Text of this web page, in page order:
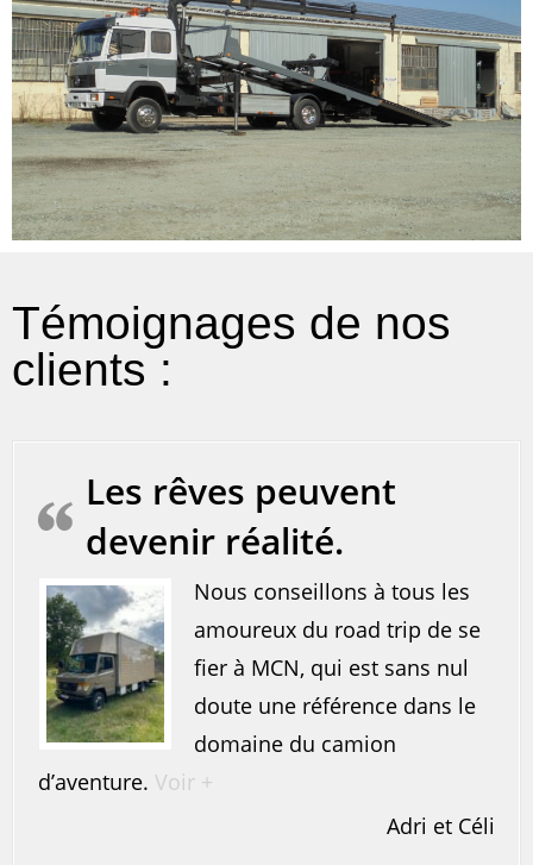
Témoignages de nos
clients :
Les rêves peuvent
devenir réalité.
Nous conseillons à tous les
amoureux du road trip de se
fier à MCN, qui est sans nul
doute une référence dans le
domaine du camion
d’aventure. Voir +
Adri et Céli